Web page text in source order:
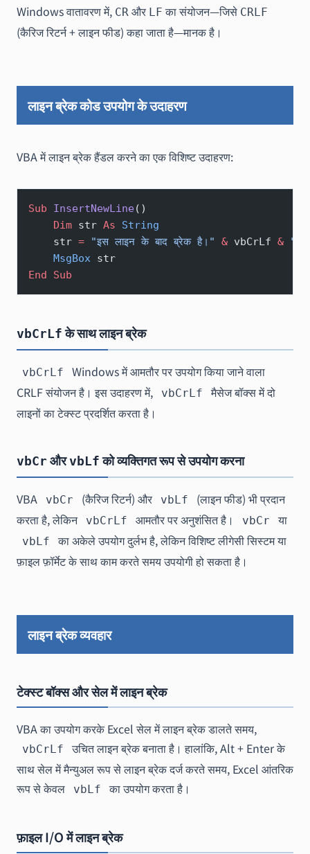
Windows वातावरण में, CR और LF का संयोजन—जिसे CRLF
(कैरिज रिटर्न + लाइन फीड) कहा जाता है—मानक है।
लाइन ब्रेक कोड उपयोग के उदाहरण
VBA में लाइन ब्रेक हैंडल करने का एक विशिष्ट उदाहरण:
Sub InsertNewLine()
    Dim
str As String
    str
= "इस लाइन के बाद ब्रेक है।" & vbCrLf & "यह
    MsgBox
str
End Sub
vbCrLfके साथ लाइन ब्रेक
vbCrLf
Windows में आमतौर पर उपयोग किया जाने वाला
CRLF संयोजन है। इस उदाहरण में,
vbCrLf
मैसेज बॉक्स में दो
लाइनों का टेक्स्ट प्रदर्शित करता है।
vbCrऔरvbLfको व्यक्तिगत रूप से उपयोग करना
VBA vbCr (कैरिज रिटर्न) और vbLf
(लाइन फीड) भी प्रदान
करता है, लेकिन
vbCrLf आमतौर पर अनुशंसित है। vbCr या
vbLf
का अकेले उपयोग दुर्लभ है, लेकिन विशिष्ट लीगेसी सिस्टम या
फ़ाइल फ़ॉर्मेट के साथ काम करते समय उपयोगी हो सकता है।
लाइन ब्रेक व्यवहार
टेक्स्ट बॉक्स और सेल में लाइन ब्रेक
VBA का उपयोग करके Excel सेल में लाइन ब्रेक डालते समय,
vbCrLf
उचित लाइन ब्रेक बनाता है। हालांकि, Alt + Enter के
साथ सेल में मैन्युअल रूप से लाइन ब्रेक दर्ज करते समय, Excel आंतरिक
रूप से केवल
vbLf का उपयोग करता है।
फ़ाइल I/O में लाइन ब्रेक